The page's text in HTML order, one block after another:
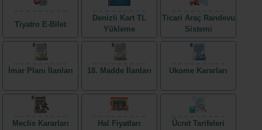
Tiyatro E-Bilet
Denizli Kart TL
Yükleme
Ticari Araç Randevu
Sistemi
İmar Planı İlanları 18. Madde İlanları Ukome Kararları
Meclis Kararları Hal Fiyatları Ücret Tarifeleri